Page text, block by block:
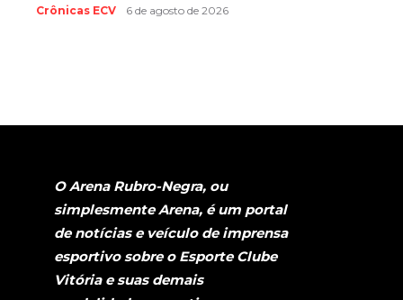
Crônicas ECV 6 de agosto de 2026
O Arena Rubro-Negra, ou
simplesmente Arena, é um portal
de notícias e veículo de imprensa
esportivo sobre o Esporte Clube
Vitória e suas demais